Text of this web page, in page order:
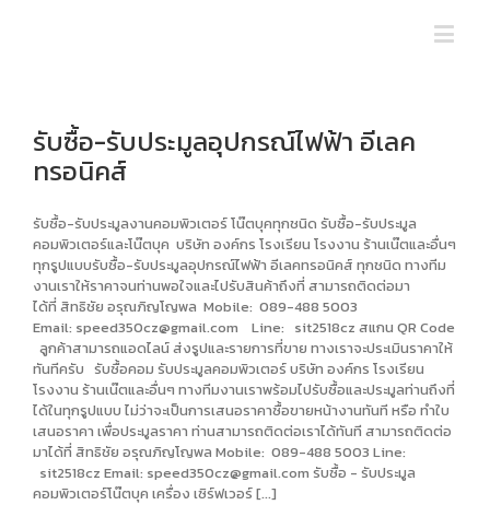
รับซื้อ-รับประมูลอุปกรณ์ไฟฟ้า อีเลค
ทรอนิคส์
รับซื้อ-รับประมูลงานคอมพิวเตอร์ โน๊ตบุคทุกชนิด รับซื้อ-รับประมูล
คอมพิวเตอร์และโน๊ตบุค บริษัท องค์กร โรงเรียน โรงงาน ร้านเน๊ตและอื่นๆ
ทุกรูปแบบรับซื้อ-รับประมูลอุปกรณ์ไฟฟ้า อีเลคทรอนิคส์ ทุกชนิด ทางทีม
งานเราให้ราคาจนท่านพอใจและไปรับสินค้าถึงที่ สามารถติดต่อมา
ได้ที่ สิทธิชัย อรุณภิญโญพล Mobile: 089-488 5003
Email: speed350cz@gmail.com Line: sit2518cz สแกน QR Code
ลูกค้าสามารถแอดไลน์ ส่งรูปและรายการที่ขาย ทางเราจะประเมินราคาให้
ทันทีครับ รับซื้อคอม รับประมูลคอมพิวเตอร์ บริษัท องค์กร โรงเรียน
โรงงาน ร้านเน๊ตและอื่นๆ ทางทีมงานเราพร้อมไปรับซื้อและประมูลท่านถึงที่
ได้ในทุกรูปแบบ ไม่ว่าจะเป็นการเสนอราคาซื้อขายหน้างานทันที หรือ ทำใบ
เสนอราคา เพื่อประมูลราคา ท่านสามารถติดต่อเราได้ทันที สามารถติดต่อ
มาได้ที่ สิทธิชัย อรุณภิญโญพล Mobile: 089-488 5003 Line:
sit2518cz Email: speed350cz@gmail.com รับซื้อ - รับประมูล
คอมพิวเตอร์โน๊ตบุค เครื่อง เซิร์ฟเวอร์ [...]